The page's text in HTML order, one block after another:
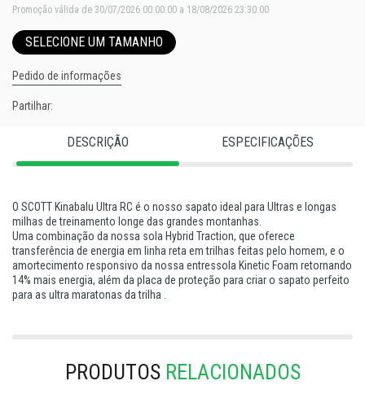
DESCRIÇÃO ESPECIFICAÇÕES
O SCOTT Kinabalu Ultra RC é o nosso sapato ideal para Ultras e longas
milhas de treinamento longe das grandes montanhas.
Uma combinação da nossa sola Hybrid Traction, que oferece
transferência de energia em linha reta em trilhas feitas pelo homem, e o
amortecimento responsivo da nossa entressola Kinetic Foam retornando
14% mais energia, além da placa de proteção para criar o sapato perfeito
para as ultra maratonas da trilha .
PRODUTOSRELACIONADOS
Promoção válida de 30/07/2026 00:00:00 a 18/08/2026 23:30:00
SELECIONE UM TAMANHO
Pedido de informações
Partilhar: